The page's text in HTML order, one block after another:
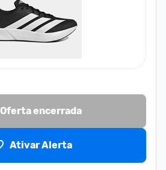
Oferta encerrada
Ativar Alerta